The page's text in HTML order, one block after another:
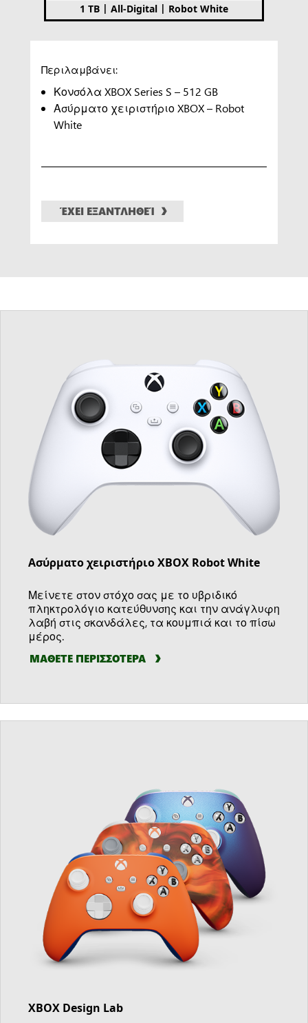
1 TB | All-Digital | Robot White
Περιλαμβάνει:
Κονσόλα XBOX Series S – 512 GB
Ασύρματο χειριστήριο XBOX – Robot
White
ΈΧΕΙ ΕΞΑΝΤΛΗΘΕΊ
Ασύρματο χειριστήριο XBOX Robot White
Μείνετε στον στόχο σας με το υβριδικό
πληκτρολόγιο κατεύθυνσης και την ανάγλυφη
λαβή στις σκανδάλες, τα κουμπιά και το πίσω
μέρος.
ΜΑΘΕΤΕ ΠΕΡΙΣΣΟΤΕΡΑ
XBOX Design Lab